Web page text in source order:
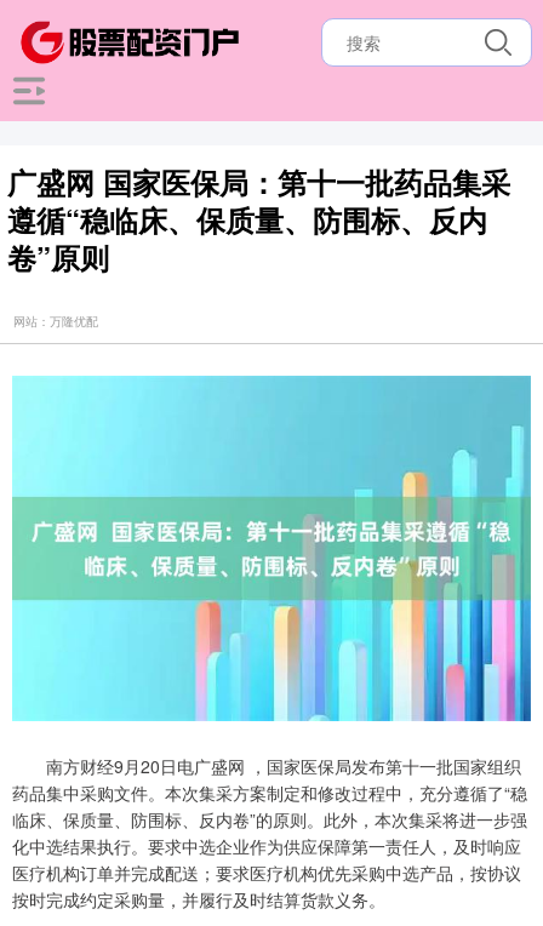
广盛网 国家医保局：第十一批药品集采
遵循“稳临床、保质量、防围标、反内
卷”原则
网站：万隆优配
南方财经9月20日电广盛网 ，国家医保局发布第十一批国家组织
药品集中采购文件。本次集采方案制定和修改过程中，充分遵循了“稳
临床、保质量、防围标、反内卷”的原则。此外，本次集采将进一步强
化中选结果执行。要求中选企业作为供应保障第一责任人，及时响应
医疗机构订单并完成配送；要求医疗机构优先采购中选产品，按协议
按时完成约定采购量，并履行及时结算货款义务。